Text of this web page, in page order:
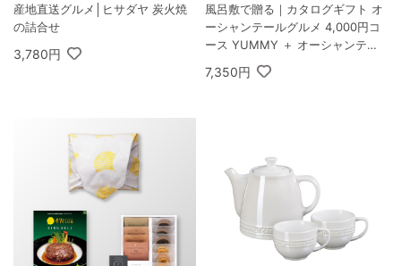
産地直送グルメ│ヒサダヤ 炭火焼
の詰合せ
3,780円
風呂敷で贈る｜カタログギフト オ
ーシャンテールグルメ 4,000円コ
ース YUMMY ＋ オーシャンテー
ル Speciality Coffee＆バームセッ
ト A
7,350円